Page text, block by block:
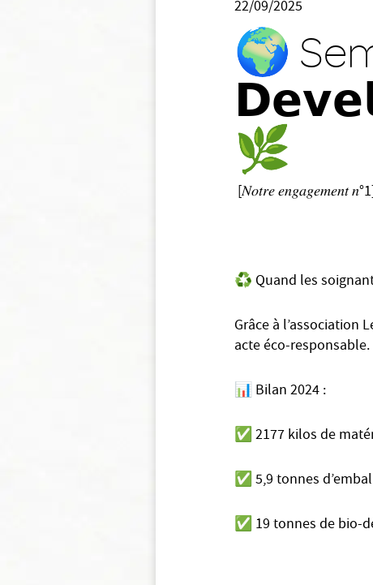
22/09/2025
🌍
🌿
[𝑁𝑜𝑡𝑟𝑒 𝑒𝑛𝑔𝑎𝑔𝑒𝑚𝑒𝑛𝑡
♻️ Quand les
Grâce à l’association
acte éco-responsable.
📊 Bilan 2024 :
✅ 2177 kilos de
✅ 5,9 tonnes
✅ 19 tonnes de bio-